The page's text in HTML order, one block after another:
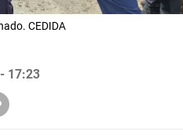
CEDIDA
17:23